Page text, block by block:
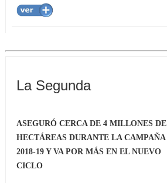
La Segunda
ASEGURÓ CERCA DE 4 MILLONES DE
HECTÁREAS DURANTE LA CAMPAÑA
2018-19 Y VA POR MÁS EN EL NUEVO
CICLO